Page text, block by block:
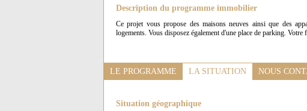
Description du programme immobilier
Ce projet vous propose des maisons neuves ainsi que des
logements. Vous disposez également d'une place de parking. Votre
LE PROGRAMME LA SITUATION NOUS
Situation géographique